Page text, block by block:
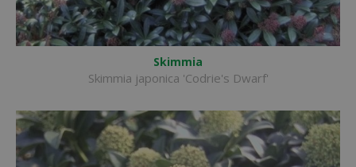
Skimmia
Skimmia japonica 'Codrie's Dwarf'